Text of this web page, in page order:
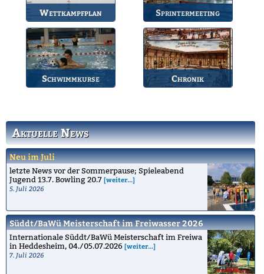
Aktuelle News
Neu im Juli
letzte News vor der Sommerpause; Spieleabend
Jugend 13.7. Bowling 20.7 [weiter...]
5. Juli 2026
Süddt/BaWü Meisterschaft im Freiwasser 2026
Internationale Süddt/BaWü Meisterschaft im Freiwa
in Heddesheim, 04./05.07.2026 [weiter...]
7. Juli 2026
Wettkampfplan
Übersicht der aktuellen
Wettkämpfe.
Sprintermeeting
Jährlicher Wettkampf
des BSV.
Schwimmkurse Chronik